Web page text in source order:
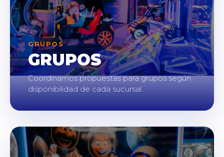
GRUPOS
GRUPOS
Coordinamos propuestas para grupos según
disponibilidad de cada sucursal.